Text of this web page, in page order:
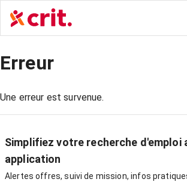
Erreur
Une erreur est survenue.
Simplifiez votre recherche d'emploi
application
Alertes offres, suivi de mission, infos